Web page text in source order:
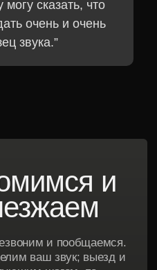
сказать, что
очень и очень
звука.”